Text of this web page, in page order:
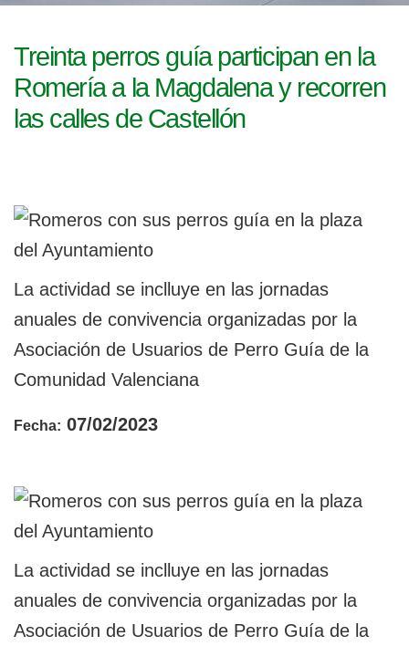
c
ó
l
e
g
e
Treinta perros guía participan en la
Romería a la Magdalena y recorren
las calles de Castellón
La actividad se inclluye en las jornadas
anuales de convivencia organizadas por la
Asociación de Usuarios de Perro Guía de la
Comunidad Valenciana
Fecha: 07/02/2023
La actividad se inclluye en las jornadas
anuales de convivencia organizadas por la
Asociación de Usuarios de Perro Guía de la